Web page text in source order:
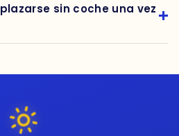
sin coche una vez